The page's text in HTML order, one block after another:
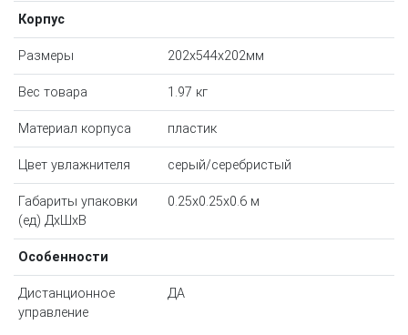
Корпус
Размеры 202x544x202мм
Вес товара 1.97 кг
Материал корпуса пластик
Цвет увлажнителя серый/серебристый
Габариты упаковки
(ед) ДхШхВ
0.25x0.25x0.6 м
Особенности
Дистанционное
управление
ДА